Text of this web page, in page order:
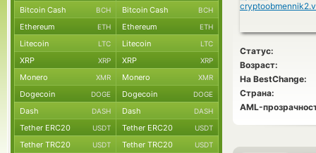
Статус:
Возраст:
На BestChange:
Страна:
AML-
Bitcoin Cash BCH Bitcoin Cash BCH
Ethereum ETH Ethereum ETH
Litecoin LTC Litecoin LTC
XRP XRP XRP XRP
Monero XMR Monero XMR
Dogecoin DOGE Dogecoin DOGE
Dash DASH Dash DASH
Tether ERC20 USDT Tether ERC20 USDT
Tether TRC20 USDT Tether TRC20 USDT